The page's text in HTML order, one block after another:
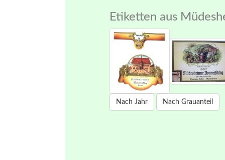
Etiketten aus
Nach Jahr Nach Grauanteil